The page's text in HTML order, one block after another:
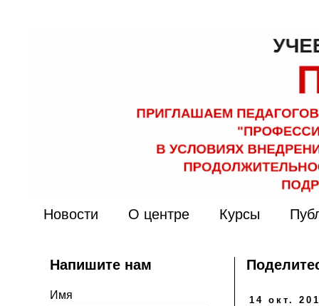
Новости О центре Курсы
14 окт.
Напишите нам
Имя